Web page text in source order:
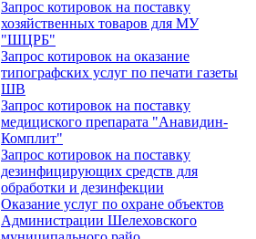
Запрос котировок на поставку
хозяйственных товаров для МУ
"ШЦРБ"
Запрос котировок на оказание
типографских услуг по печати газеты
ШВ
Запрос котировок на поставку
медициского препарата "Анавидин-
Комплит"
Запрос котировок на поставку
дезинфицирующих средств для
обработки и дезинфекции
Оказание услуг по охране объектов
Администрации Шелеховского